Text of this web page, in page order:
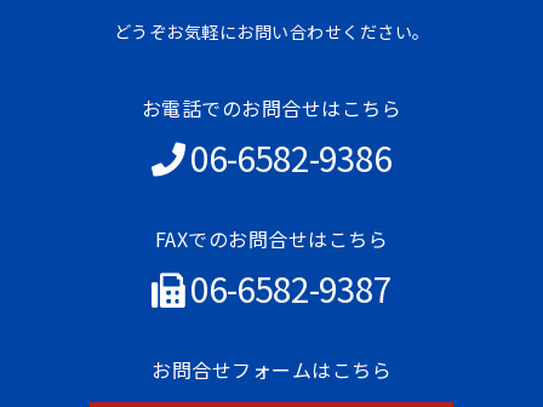
どうぞお気軽にお問い合わせください。
お電話でのお問合せはこちら
06-6582-9386
FAXでのお問合せはこちら
06-6582-9387
お問合せフォームはこちら